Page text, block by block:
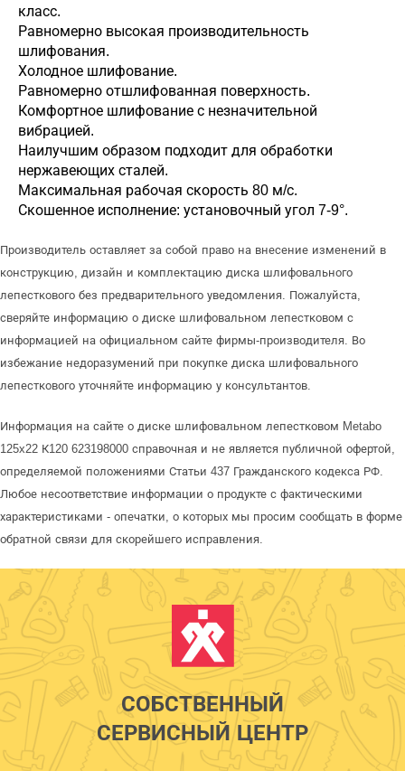
класс.
Равномерно высокая производительность
шлифования.
Холодное шлифование.
Равномерно отшлифованная поверхность.
Комфортное шлифование с незначительной
вибрацией.
Наилучшим образом подходит для обработки
нержавеющих сталей.
Максимальная рабочая скорость 80 м/с.
Скошенное исполнение: установочный угол 7-9°.
Производитель оставляет за собой право на внесение изменений в
конструкцию, дизайн и комплектацию диска шлифовального
лепесткового без предварительного уведомления. Пожалуйста,
сверяйте информацию о диске шлифовальном лепестковом с
информацией на официальном сайте фирмы-производителя. Во
избежание недоразумений при покупке диска шлифовального
лепесткового уточняйте информацию у консультантов.
Информация на сайте о диске шлифовальном лепестковом Metabo
125x22 К120 623198000 справочная и не является публичной офертой,
определяемой положениями Статьи 437 Гражданского кодекса РФ.
Любое несоответствие информации о продукте с фактическими
характеристиками - опечатки, о которых мы просим сообщать в форме
обратной связи для скорейшего исправления.
СОБСТВЕННЫЙ
СЕРВИСНЫЙ ЦЕНТР